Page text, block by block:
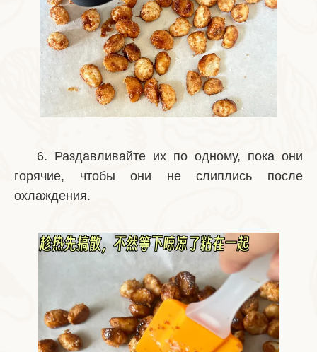
6. Раздавливайте их по одному, пока они
горячие, чтобы они не слиплись после
охлаждения.